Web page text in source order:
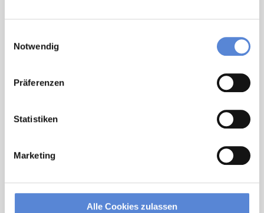
Notwendig
Präferenzen
Statistiken
Marketing
Alle Cookies zulassen
Ja, ein Quereinstieg in eine Arztpraxis kann möglich sein.
Ob ein Einstieg infrage kommt, hängt jedoch immer von
der jeweiligen Stelle, dem Aufgabenbereich und den
Welche Voraussetzungen sind für den
Lernbereitschaft, organisatorisches Geschick und
Freude am Umgang mit Menschen sein. Zusätzlich
kommt es darauf an, welche Aufgaben in der Praxis
übernommen werden sollen.